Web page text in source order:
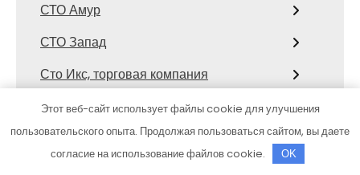
СТО Амур
СТО Запад
Сто Икс, торговая компания
Сто коней, официальный дилер
Mitsubishi
СТО Космос
Этот веб-сайт использует файлы cookie для улучшения
пользовательского опыта. Продолжая пользоваться сайтом, вы даете
согласие на использование файлов cookie.
OK